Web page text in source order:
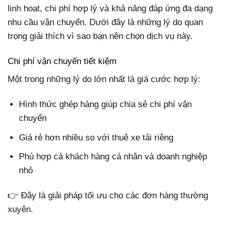
linh hoạt, chi phí hợp lý và khả năng đáp ứng đa dạng
nhu cầu vận chuyển. Dưới đây là những lý do quan
trọng giải thích vì sao bạn nên chọn dịch vụ này.
Chi phí vận chuyển tiết kiệm
Một trong những lý do lớn nhất là giá cước hợp lý:
Hình thức ghép hàng giúp chia sẻ chi phí vận
chuyển
Giá rẻ hơn nhiều so với thuê xe tải riêng
Phù hợp cả khách hàng cá nhân và doanh nghiệp
nhỏ
👉 Đây là giải pháp tối ưu cho các đơn hàng thường
xuyên.